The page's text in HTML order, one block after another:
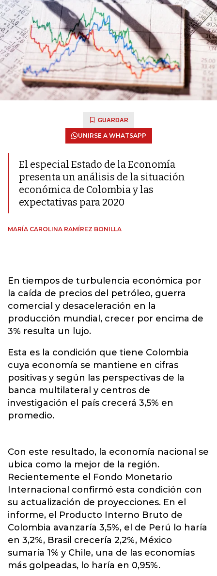
GUARDAR
UNIRSE A WHATSAPP
El especial Estado de la Economía
presenta un análisis de la situación
económica de Colombia y las
expectativas para 2020
MARÍA CAROLINA RAMÍREZ BONILLA
En tiempos de turbulencia económica por
la caída de precios del petróleo, guerra
comercial y desaceleración en la
producción mundial, crecer por encima de
3% resulta un lujo.
Esta es la condición que tiene Colombia
cuya economía se mantiene en cifras
positivas y según las perspectivas de la
banca multilateral y centros de
investigación el país crecerá 3,5% en
promedio.
Con este resultado, la economía nacional se
ubica como la mejor de la región.
Recientemente el Fondo Monetario
Internacional confirmó esta condición con
su actualización de proyecciones. En el
informe, el Producto Interno Bruto de
Colombia avanzaría 3,5%, el de Perú lo haría
en 3,2%, Brasil crecería 2,2%, México
sumaría 1% y Chile, una de las economías
más golpeadas, lo haría en 0,95%.